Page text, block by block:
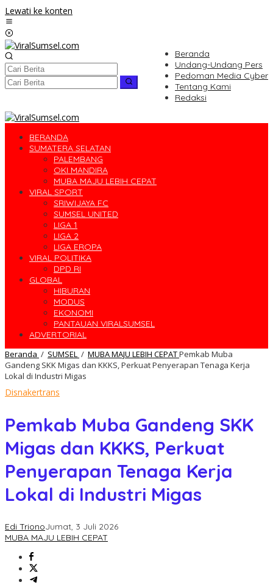
Lewati ke konten
Beranda
Undang-Undang Pers
Pedoman Media Cyber
Tentang Kami
Redaksi
BERANDA
SUMATERA SELATAN
PALEMBANG
OKI MANDIRA
MUBA MAJU LEBIH CEPAT
VIRAL SPORT
SRIWIJAYA FC
SUMSEL UNITED
LIGA 1
LIGA 2
LIGA EROPA
VIRAL POLITIKA
DPD RI
GLOBAL
HIBURAN
MODUS
EKONOMI
PANTAUAN VIRALSUMSEL
ADVERTORIAL
Beranda / SUMSEL / MUBA MAJU LEBIH CEPATPemkab Muba
Gandeng SKK Migas dan KKKS, Perkuat Penyerapan Tenaga Kerja
Lokal di Industri Migas
Disnakertrans
Pemkab Muba Gandeng SKK
Migas dan KKKS, Perkuat
Penyerapan Tenaga Kerja
Lokal di Industri Migas
Edi TrionoJumat, 3 Juli 2026
MUBA MAJU LEBIH CEPAT